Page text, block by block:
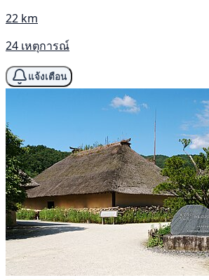
22 km
24 เหตุการณ์
แจ้งเตือน